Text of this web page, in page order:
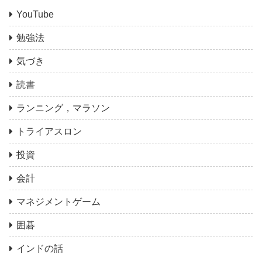
YouTube
勉強法
気づき
読書
ランニング，マラソン
トライアスロン
投資
会計
マネジメントゲーム
囲碁
インドの話